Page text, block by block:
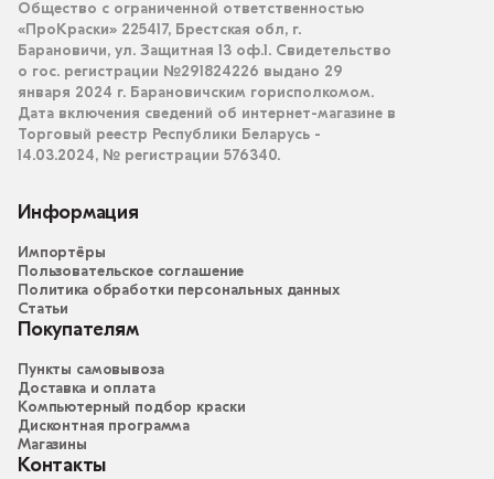
Общество с ограниченной ответственностью
«ПроКраски» 225417, Брестская обл, г.
Барановичи, ул. Защитная 13 оф.1. Свидетельство
о гос. регистрации №291824226 выдано 29
января 2024 г. Барановичским горисполкомом.
Дата включения сведений об интернет-магазине в
Торговый реестр Республики Беларусь -
14.03.2024, № регистрации 576340.
Информация
Импортёры
Пользовательское соглашение
Политика обработки персональных данных
Статьи
Покупателям
Пункты самовывоза
Доставка и оплата
Компьютерный подбор краски
Дисконтная программа
Магазины
Контакты